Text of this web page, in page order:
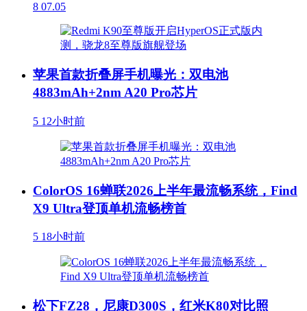
8 07.05
苹果首款折叠屏手机曝光：双电池
4883mAh+2nm A20 Pro芯片
5 12小时前
ColorOS 16蝉联2026上半年最流畅系统，Find
X9 Ultra登顶单机流畅榜首
5 18小时前
松下FZ28，尼康D300S，红米K80对比照